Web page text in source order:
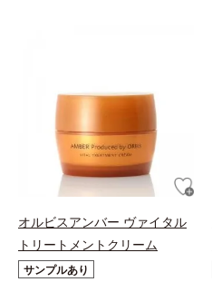
オルビスアンバー ヴァイタル
トリートメントクリーム
サンプルあり